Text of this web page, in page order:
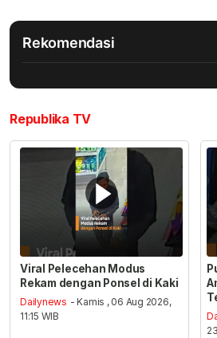
Rekomendasi
Republika TV
Viral Pelecehan Modus
Rekam dengan Ponsel di Kaki
Dailynews - Kamis , 06 Aug 2026,
11:15 WIB